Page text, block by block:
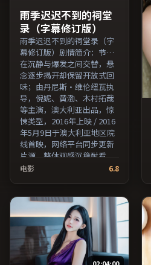
雨季迟迟不到的祠堂
录（字幕修订版）
雨季迟迟不到的祠堂录（字
幕修订版）剧情简介：节奏
在沉静与爆发之间交替，悬
念逐步揭开却保留开放式回
味；由丹尼斯·维伦纽瓦执
导，倪妮、黄渤、木村拓哉
等主演，澳大利亚出品，惊
悚类型，2016年上映 / 2016
年5月9日于澳大利亚地区院
线首映，网络平台同步更新
片源。整体观感沉稳耐看，
适合反复品味台词与镜头。
叉检索。）
电影 6.8